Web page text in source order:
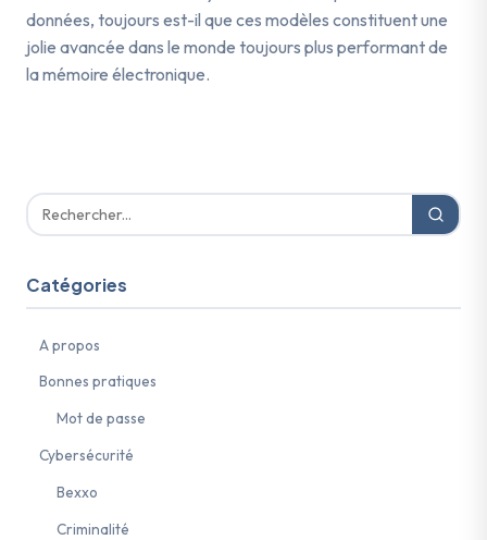
données, toujours est-il que ces modèles constituent une
jolie avancée dans le monde toujours plus performant de
la mémoire électronique.
Catégories
A propos
Bonnes pratiques
Mot de passe
Cybersécurité
Bexxo
Criminalité